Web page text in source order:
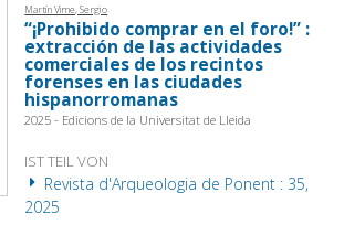
Martín Vime, Sergio
“¡Prohibido comprar en el foro!” :
extracción de las actividades
comerciales de los recintos
forenses en las ciudades
hispanorromanas
2025 - Edicions de la Universitat de Lleida
IST TEIL VON
Revista d'Arqueologia de Ponent : 35,
2025